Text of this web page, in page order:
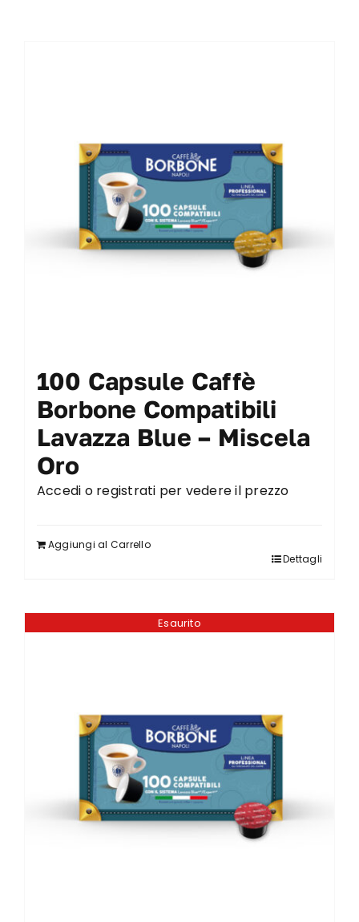
100 Capsule Caffè
Borbone Compatibili
Lavazza Blue – Miscela
Oro
Accedi o registrati per vedere il prezzo
Aggiungi al Carrello
Dettagli
Esaurito